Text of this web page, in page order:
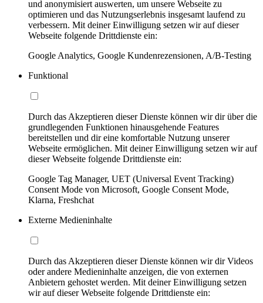
und anonymisiert auswerten, um unsere Webseite zu
optimieren und das Nutzungserlebnis insgesamt laufend zu
verbessern. Mit deiner Einwilligung setzen wir auf dieser
Webseite folgende Drittdienste ein:
Google Analytics, Google Kundenrezensionen, A/B-Testing
Funktional
Durch das Akzeptieren dieser Dienste können wir dir über die
grundlegenden Funktionen hinausgehende Features
bereitstellen und dir eine komfortable Nutzung unserer
Webseite ermöglichen. Mit deiner Einwilligung setzen wir auf
dieser Webseite folgende Drittdienste ein:
Google Tag Manager, UET (Universal Event Tracking)
Consent Mode von Microsoft, Google Consent Mode,
Klarna, Freshchat
Externe Medieninhalte
Durch das Akzeptieren dieser Dienste können wir dir Videos
oder andere Medieninhalte anzeigen, die von externen
Anbietern gehostet werden. Mit deiner Einwilligung setzen
wir auf dieser Webseite folgende Drittdienste ein: